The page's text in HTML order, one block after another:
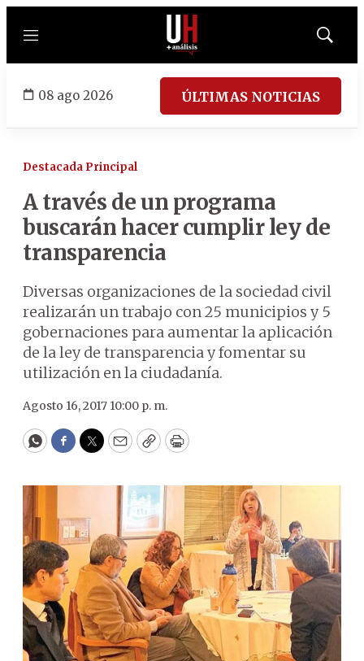
Menú
Mostrar
08 ago 2026 ÚLTIMAS NOTICIAS
Destacada Principal
A través de un programa
buscarán hacer cumplir ley de
transparencia
Diversas organizaciones de la sociedad civil
realizarán un trabajo con 25 municipios y 5
gobernaciones para aumentar la aplicación
de la ley de transparencia y fomentar su
utilización en la ciudadanía.
Agosto 16, 2017 10:00 p. m.
WhatsApp
Facebook
Twitter
EmailCopyPrint